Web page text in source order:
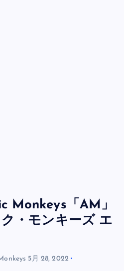
Monkeys「AM」
ク・モンキーズ エ
5月 28, 2022